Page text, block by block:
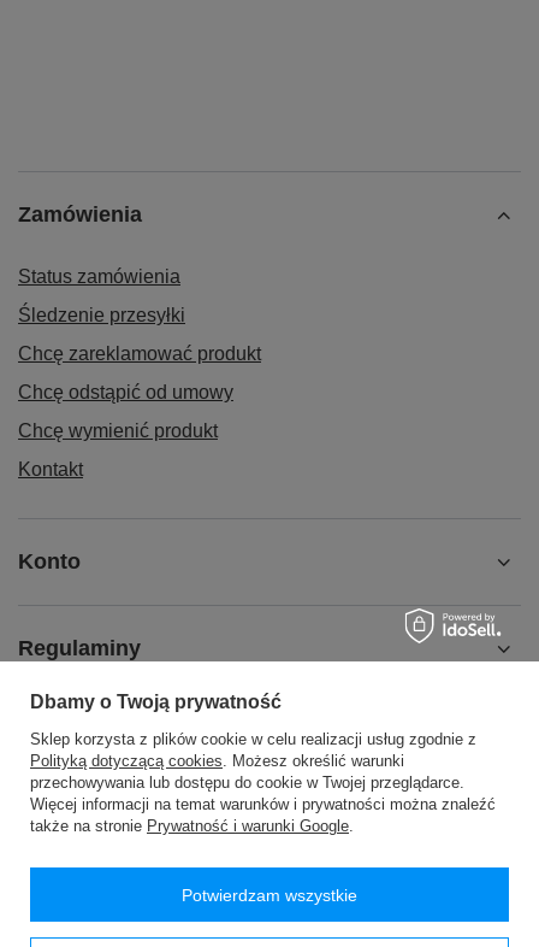
Zamówienia
Status zamówienia
Śledzenie przesyłki
Chcę zareklamować produkt
Chcę odstąpić od umowy
Chcę wymienić produkt
Kontakt
Konto
Regulaminy
MOJE KONTO
48 24 2776200 handlowy@passan.com.pl
PASSAN Pasmanteria,WÓLKA WYSOKA 26,
Dbamy o Twoją prywatność
Sklep korzysta z plików cookie w celu realizacji usług zgodnie z
Polityką dotyczącą cookies. Możesz określić warunki
przechowywania lub dostępu do cookie w Twojej przeglądarce.
Więcej informacji na temat warunków i prywatności można znaleźć
także na stronie Prywatność i warunki Google.
Potwierdzam wszystkie